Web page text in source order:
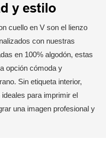
y estilo
cuello en V son el lienzo
con nuestras
en 100% algodón, estas
opción cómoda y
Sin etiqueta interior,
para imprimir el
una imagen profesional y